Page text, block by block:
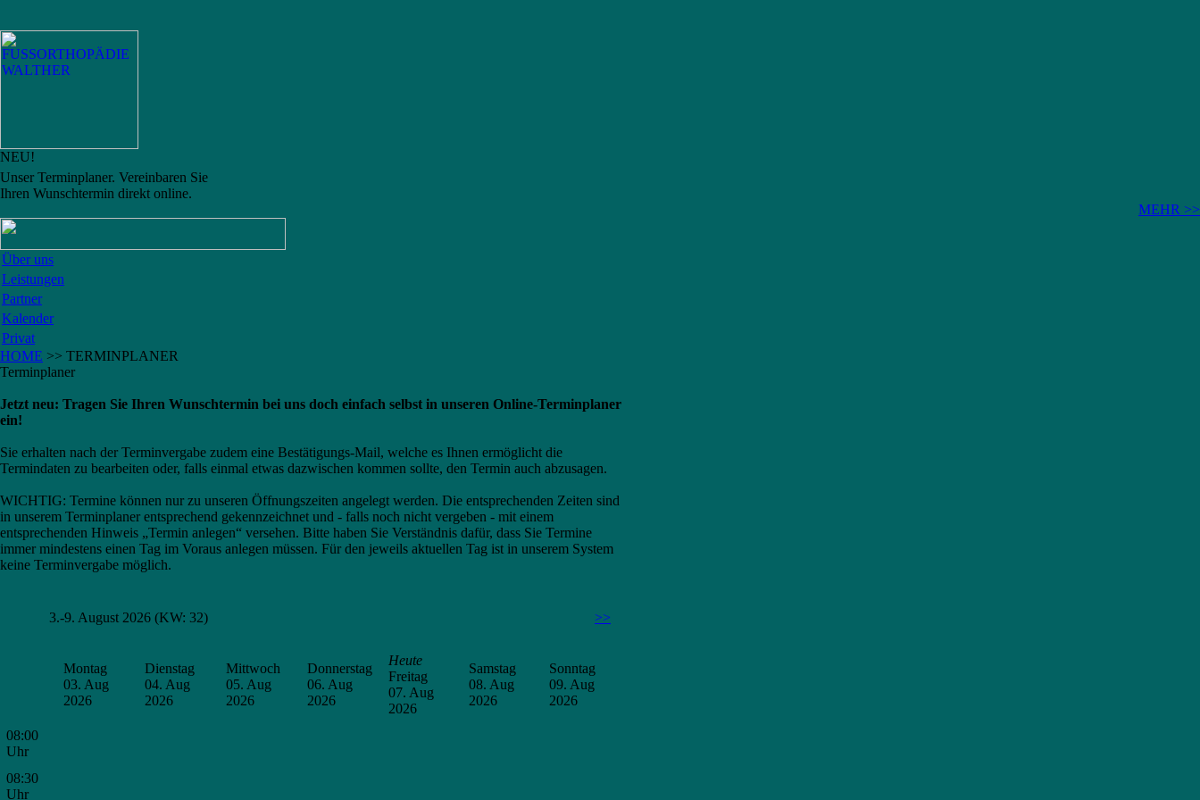
NEU!
Unser Terminplaner. Vereinbaren Sie
Ihren Wunschtermin direkt online.
MEHR >>
Über uns
Leistungen
Partner
Kalender
Privat
HOME >> TERMINPLANER
Terminplaner
Jetzt neu: Tragen Sie Ihren Wunschtermin bei uns doch einfach selbst in unseren Online-Terminplaner
ein!
Sie erhalten nach der Terminvergabe zudem eine Bestätigungs-Mail, welche es Ihnen ermöglicht die
Termindaten zu bearbeiten oder, falls einmal etwas dazwischen kommen sollte, den Termin auch abzusagen.
WICHTIG: Termine können nur zu unseren Öffnungszeiten angelegt werden. Die entsprechenden Zeiten sind
in unserem Terminplaner entsprechend gekennzeichnet und - falls noch nicht vergeben - mit einem
entsprechenden Hinweis „Termin anlegen“ versehen. Bitte haben Sie Verständnis dafür, dass Sie Termine
immer mindestens einen Tag im Voraus anlegen müssen. Für den jeweils aktuellen Tag ist in unserem System
keine Terminvergabe möglich.
3.-9. August 2026 (KW: 32) >>
Montag
03. Aug
2026
Dienstag
04. Aug
2026
Mittwoch
05. Aug
2026
Donnerstag
06. Aug
2026
Heute
Freitag
07. Aug
2026
Samstag
08. Aug
2026
Sonntag
09. Aug
2026
08:00
Uhr
08:30
Uhr